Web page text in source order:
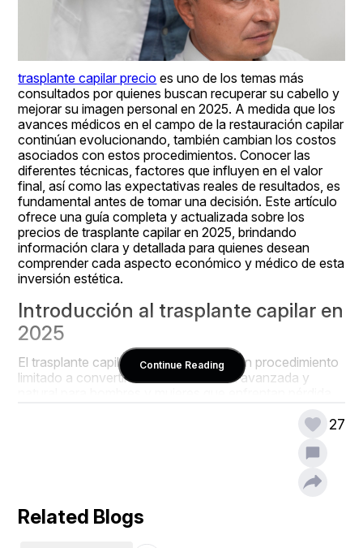
trasplante capilar precio es uno de los temas más
consultados por quienes buscan recuperar su cabello y
mejorar su imagen personal en 2025. A medida que los
avances médicos en el campo de la restauración capilar
continúan evolucionando, también cambian los costos
asociados con estos procedimientos. Conocer las
diferentes técnicas, factores que influyen en el valor
final, así como las expectativas reales de resultados, es
fundamental antes de tomar una decisión. Este artículo
ofrece una guía completa y actualizada sobre los
precios de trasplante capilar en 2025, brindando
información clara y detallada para quienes desean
comprender cada aspecto económico y médico de esta
inversión estética.
Introducción al trasplante capilar en
2025
El trasplante capilar ha pasado de ser un procedimiento
limitado a convertirse en una solución avanzada y
debido a su eficacia comprobada y a los resultados
optar por este tratamiento, resulta esencial comprender
cuáles son las diferencias entre las técnicas disponibles.
¿Qué es un trasplante capilar?
Continue Reading
27
Related Blogs